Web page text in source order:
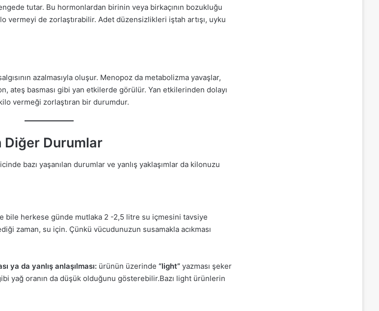
tutar. Bu hormonlardan birinin veya birkaçının bozukluğu
vermeyi de zorlaştırabilir. Adet düzensizlikleri iştah artışı, uyku
azalmasıyla oluşur. Menopoz da metabolizma yavaşlar,
ateş basması gibi yan etkilerde görülür. Yan etkilerinden dolayı
vermeği zorlaştıran bir durumdur.
Diğer Durumlar
bazı yaşanılan durumlar ve yanlış yaklaşımlar da kilonuzu
bile herkese günde mutlaka 2 -2,5 litre su içmesini tavsiye
zaman, su için. Çünkü vücudunuzun susamakla acıkması
ya da yanlış anlaşılması:ürünün üzerinde “light”yazması şeker
yağ oranın da düşük olduğunu gösterebilir.Bazı light ürünlerin